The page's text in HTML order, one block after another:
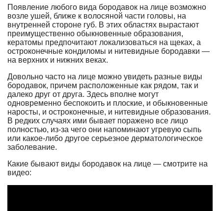
Появление любого вида бородавок на лице возможно
возле ушей, ближе к волосяной части головы, на
внутренней стороне губ. В этих областях вырастают
преимущественно обыкновенные образования,
кератомы предпочитают локализоваться на щеках, а
остроконечные кондиломы и нитевидные бородавки —
на верхних и нижних веках.
Довольно часто на лице можно увидеть разные виды
бородавок, причем расположенные как рядом, так и
далеко друг от друга. Здесь вполне могут
одновременно беспокоить и плоские, и обыкновенные
наросты, и остроконечные, и нитевидные образования.
В редких случаях ими бывает поражено все лицо
полностью, из-за чего они напоминают угревую сыпь
или какое-либо другое серьезное дерматологическое
заболевание.
Какие бывают виды бородавок на лице — смотрите на
видео: